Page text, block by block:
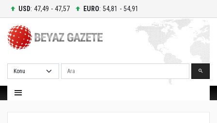
USD: 47,49 - 47,57 EURO: 54,81 - 54,91
Ara